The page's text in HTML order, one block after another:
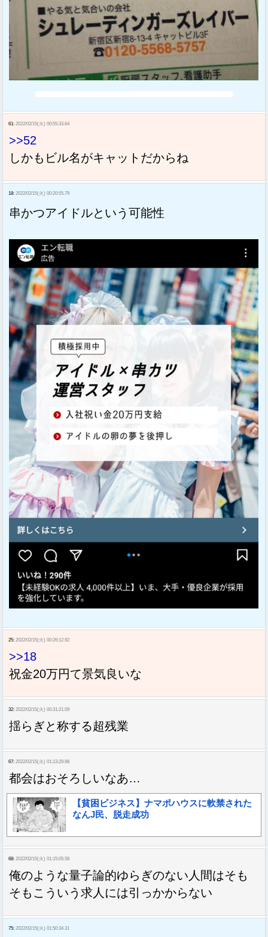
61: 2022/02/15(火) 00:55:33.64
>>52
しかもビル名がキャットだからね
18: 2022/02/15(火) 00:20:55.79
串かつアイドルという可能性
25: 2022/02/15(火) 00:26:12.92
>>18
祝金20万円て景気良いな
32: 2022/02/15(火) 00:31:21.09
揺らぎと称する超残業
67: 2022/02/15(火) 01:13:29.98
都会はおそろしいなあ…
【貧困ビジネス】ナマポハウスに軟禁された
なんJ民、脱走成功
68: 2022/02/15(火) 01:15:05.58
俺のような量子論的ゆらぎのない人間はそも
そもこういう求人には引っかからない
75: 2022/02/15(火) 01:50:34.31